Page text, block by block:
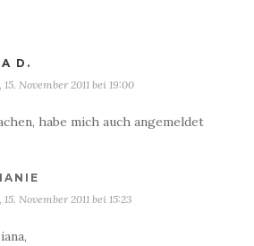
D.
November 2011 bei 19:00
habe mich auch angemeldet
November 2011 bei 15:23